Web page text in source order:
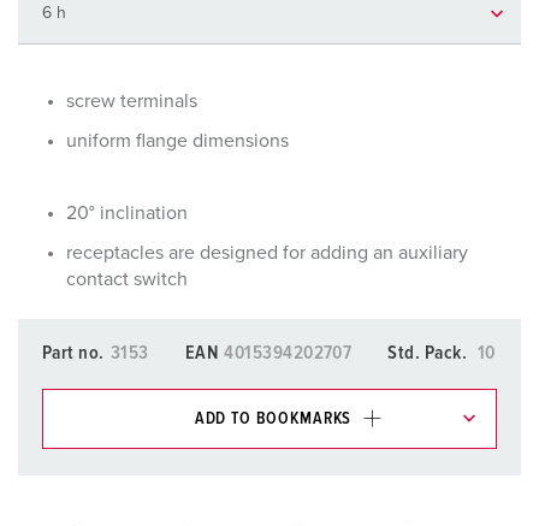
screw terminals
uniform flange dimensions
20° inclination
receptacles are designed for adding an auxiliary
contact switch
Part no. 3153 EAN 4015394202707 Std. Pack. 10
ADD TO BOOKMARKS